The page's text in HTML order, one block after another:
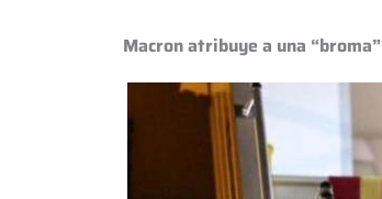
Macron atribuye a una